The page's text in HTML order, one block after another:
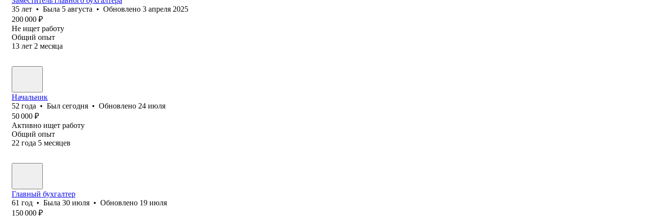
35 лет • Была 5 августа • Обновлено 3 апреля 2025
200 000 ₽
Не ищет работу
Общий опыт
13 лет 2 месяца
Начальник
52 года • Был сегодня • Обновлено 24 июля
50 000 ₽
Активно ищет работу
Общий опыт
22 года 5 месяцев
Главный бухгалтер
61 год • Была 30 июля • Обновлено 19 июля
150 000 ₽